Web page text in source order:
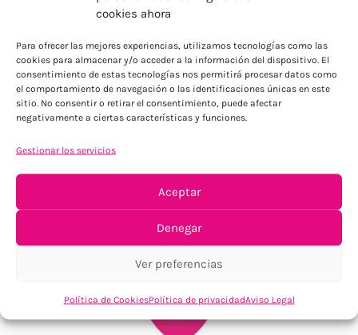
cookies ahora
Para ofrecer las mejores experiencias, utilizamos tecnologías como las
cookies para almacenar y/o acceder a la información del dispositivo. El
consentimiento de estas tecnologías nos permitirá procesar datos como
el comportamiento de navegación o las identificaciones únicas en este
sitio. No consentir o retirar el consentimiento, puede afectar
negativamente a ciertas características y funciones.
Gestionar los servicios
Aceptar
Denegar
Ver preferencias
Política de CookiesPolítica de privacidadAviso Legal
ENVÍOS ECONÓMICOS
TU SATISFACCIÓN = LA NUESTRA
Tu confianza, nuestro objetivo